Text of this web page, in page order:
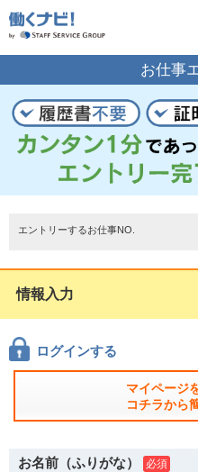
お仕事
エントリーするお仕事NO.
情報入力
ログインする
マイページ
コチラから
お名前（ふりがな）
お仕事の案内を
エン
トップページ